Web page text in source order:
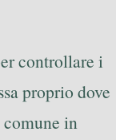
controllare i
proprio dove
comune in